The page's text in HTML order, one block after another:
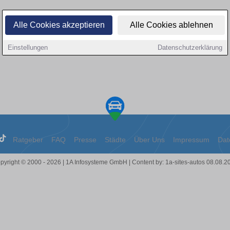
Alle Cookies akzeptieren Alle Cookies ablehnen
Einstellungen Datenschutzerklärung
Ratgeber FAQ Presse Städte Über Uns Impressum
© 2000 - 2026 | 1A Infosysteme GmbH | Content by: 1a-sites-autos